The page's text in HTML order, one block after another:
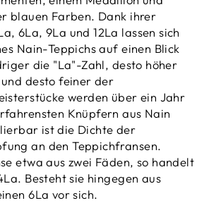
blauen Farben. Dank ihrer
6La, 9La und 12La lassen sich
Nain-Teppichs auf einen Blick
die "La"-Zahl, desto höher
desto feiner der
werden über ein Jahr
Knüpfern aus Nain
ist die Dichte der
an den Teppichfransen.
etwa aus zwei Fäden, so handelt
Besteht sie hingegen aus
6La vor sich.